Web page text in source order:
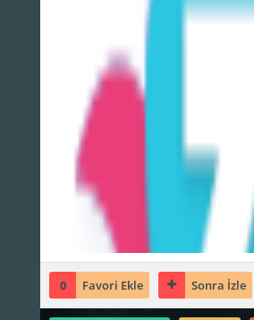
0 Favori Ekle Sonra İzle